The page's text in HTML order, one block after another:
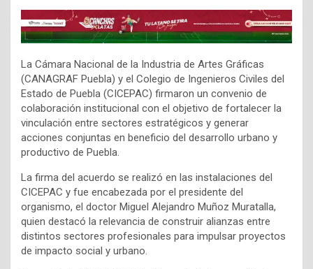
La Cámara Nacional de la Industria de Artes Gráficas
(CANAGRAF Puebla) y el Colegio de Ingenieros Civiles del
Estado de Puebla (CICEPAC) firmaron un convenio de
colaboración institucional con el objetivo de fortalecer la
vinculación entre sectores estratégicos y generar
acciones conjuntas en beneficio del desarrollo urbano y
productivo de Puebla.
La firma del acuerdo se realizó en las instalaciones del
CICEPAC y fue encabezada por el presidente del
organismo, el doctor Miguel Alejandro Muñoz Muratalla,
quien destacó la relevancia de construir alianzas entre
distintos sectores profesionales para impulsar proyectos
de impacto social y urbano.